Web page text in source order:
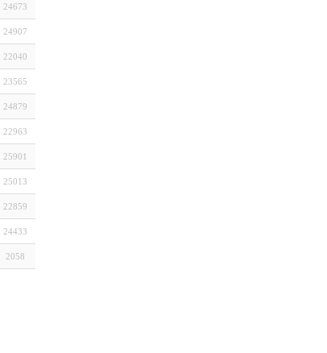
24673
24907
22040
23565
24879
22963
25901
25013
22859
24433
2058